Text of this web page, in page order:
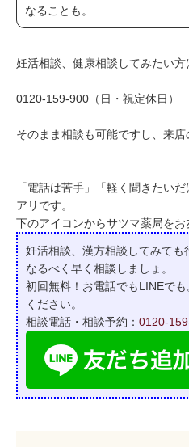
なることも。
妊活相談、健康相談してみたい方
0120-159-900（日・祝定休日）
そのまま相談も可能ですし、来店
「電話は苦手」「軽く聞きたい
アリです。
下のアイコンからサツマ薬局をお
妊活相談、漢方相談してみても
なるべく早く相談しましょ。
初回無料！お電話でもLINEで
ください。
相談電話・相談予約： 0120-